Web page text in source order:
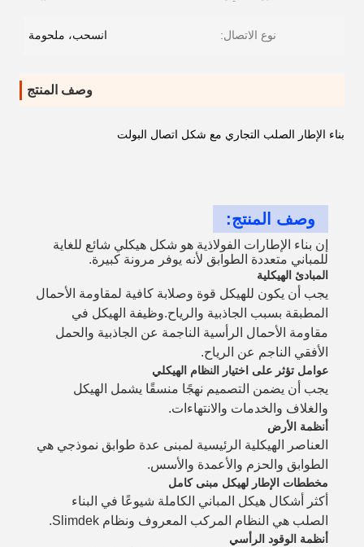
نوع الاتصال: انسحب، ملحومة
وصف المنتج
بناء الإطار الصلب التجاري مع شكل اتصال البولت
وصف المنتج:
إن بناء الإطارات الفولاذية هو شكل هيكلي شائع للغاية
للمباني متعددة الطوابق لأنه يوفر مرونة كبيرة.
المبادئ الهيكلية
يجب أن يكون للهيكل قوة وصلابة كافية لمقاومة الأحمال
المطبقة بسبب الجاذبية والرياح.وظيفة الهيكل في
مقاومة الأحمال الرأسية الناجمة عن الجاذبية والحمل
الأفقي الناجم عن الرياح.
عوامل تؤثر على اختيار النظام الهيكلي
يجب أن يضمن التصميم نهجًا منسقًا يشمل الهيكل
والغلاف والخدمات والانتهاءات.
أنظمة الأرض
العناصر الهيكلية الرئيسية لمبنى عدة طوابق نموذجي هي
الطوابق والحزم والأعمدة والأسس.
مخططات الإطار لهيكل مبنى كامل
أكثر أشكال هيكل المباني الكاملة شيوعًا في البناء
الصلب هي النظام المركب المعروف ونظام Slimdek.
أنظمة الوقود الرأسي